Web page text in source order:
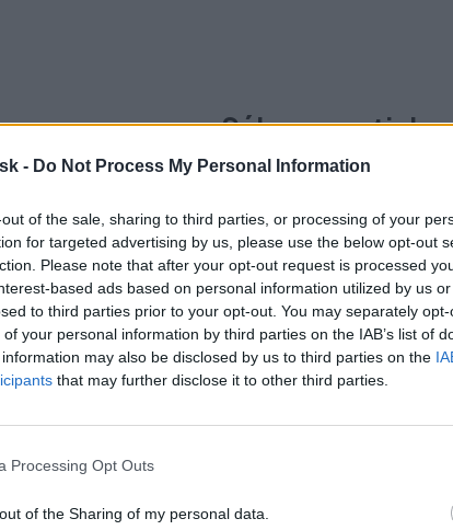
- Do Not Process My Personal Information
of the sale, sharing to third parties, or processing of your
for targeted advertising by us, please use the below opt-out
Please note that after your opt-out request is processed
based ads based on personal information utilized by us
to third parties prior to your opt-out. You may separately
your personal information by third parties on the IAB’s list of
may also be disclosed by us to third parties on the
that may further disclose it to other third parties.
Processing Opt Outs
of the Sharing of my personal data.
Súbory na
si vybrať tento